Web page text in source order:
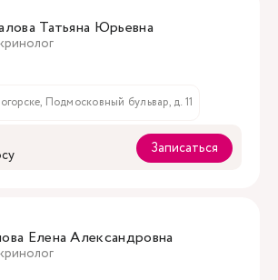
Татьяна Юрьевна
Подмосковный бульвар, д. 11
Записаться
Елена Александровна